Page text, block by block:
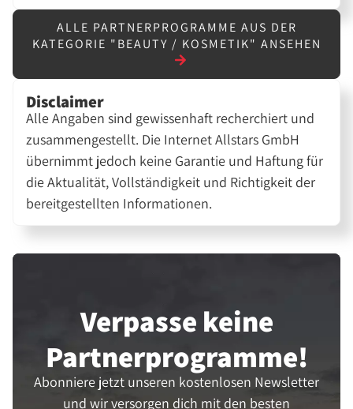
ALLE PARTNERPROGRAMME AUS DER
KATEGORIE "BEAUTY / KOSMETIK" ANSEHEN
Disclaimer
Alle Angaben sind gewissenhaft recherchiert und
zusammengestellt. Die Internet Allstars GmbH
übernimmt jedoch keine Garantie und Haftung für
die Aktualität, Vollständigkeit und Richtigkeit der
bereitgestellten Informationen.
Verpasse keine
Partner­programme!
Abonniere jetzt unseren kostenlosen Newsletter
und wir versorgen dich mit den besten